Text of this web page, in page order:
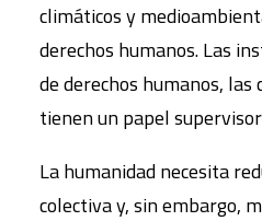
climáticos y
derechos humanos. Las
de derechos humanos,
tienen un papel
La humanidad necesita
colectiva y, sin embargo,